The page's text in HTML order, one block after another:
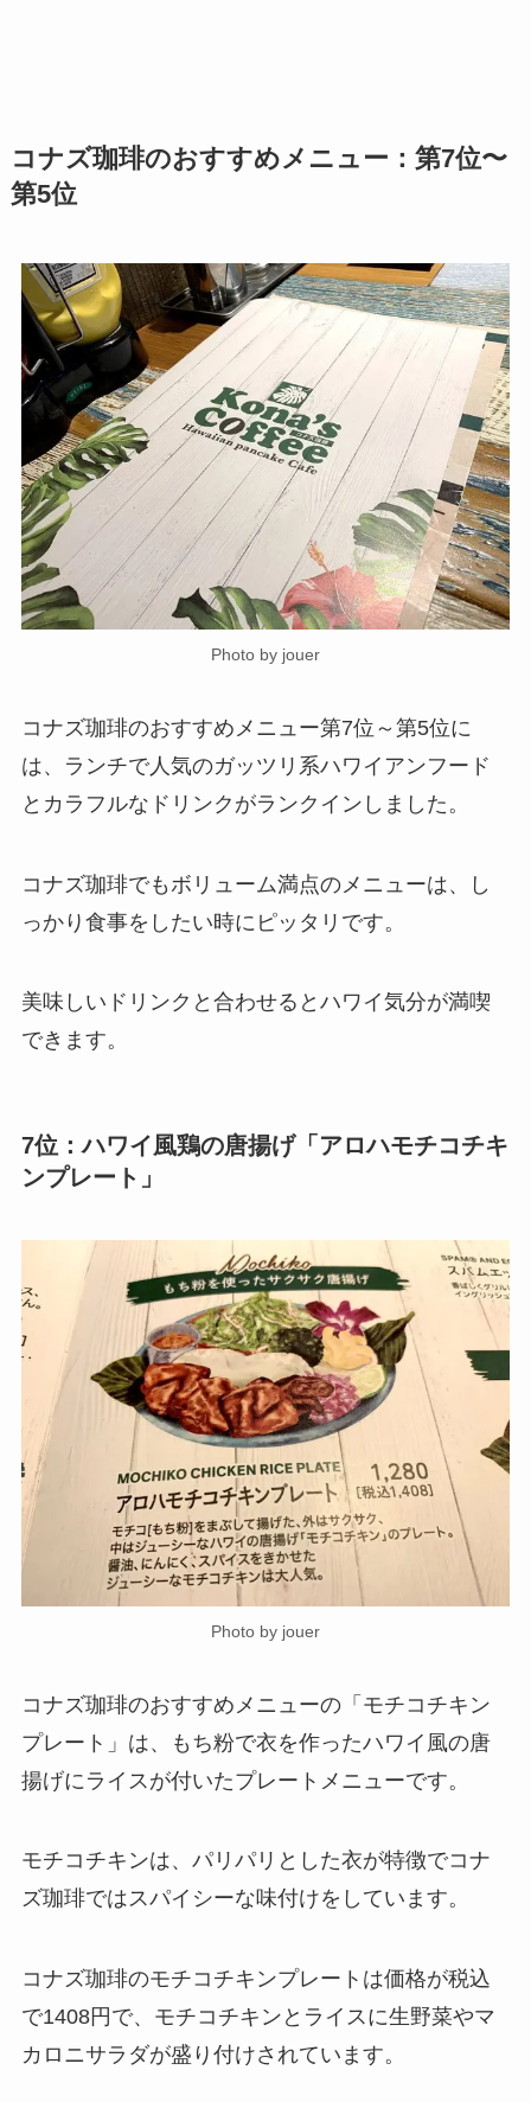
コナズ珈琲のおすすめメニュー：第7位〜
第5位
Photo by jouer
コナズ珈琲のおすすめメニュー第7位～第5位に
は、ランチで人気のガッツリ系ハワイアンフード
とカラフルなドリンクがランクインしました。
コナズ珈琲でもボリューム満点のメニューは、し
っかり食事をしたい時にピッタリです。
美味しいドリンクと合わせるとハワイ気分が満喫
できます。
7位：ハワイ風鶏の唐揚げ「アロハモチコチキ
ンプレート」
Photo by jouer
コナズ珈琲のおすすめメニューの「モチコチキン
プレート」は、もち粉で衣を作ったハワイ風の唐
揚げにライスが付いたプレートメニューです。
モチコチキンは、パリパリとした衣が特徴でコナ
ズ珈琲ではスパイシーな味付けをしています。
コナズ珈琲のモチコチキンプレートは価格が税込
で1408円で、モチコチキンとライスに生野菜やマ
カロニサラダが盛り付けされています。